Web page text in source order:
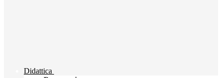
Didattica